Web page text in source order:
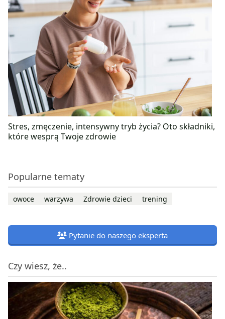
Stres, zmęczenie, intensywny tryb życia? Oto składniki,
które wesprą Twoje zdrowie
Popularne tematy
owoce warzywa Zdrowie dzieci trening
Pytanie do naszego eksperta
Czy wiesz, że..